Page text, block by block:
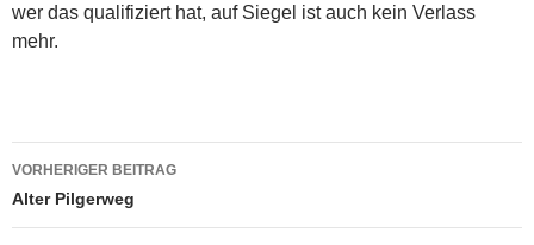
wer das qualifiziert hat, auf Siegel ist auch kein Verlass
mehr.
Beitragsnavigation
VORHERIGER BEITRAG
Alter Pilgerweg